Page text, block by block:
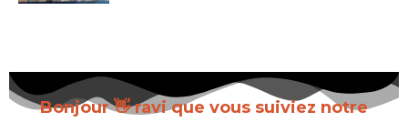
Bonjour 👋 ravi que vous suiviez notre